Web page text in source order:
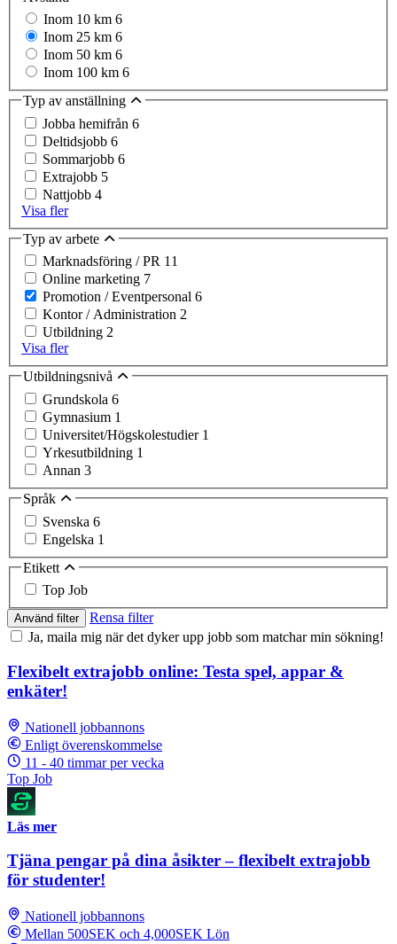
Inom 10 km 6
Inom 25 km 6
Inom 50 km 6
Inom 100 km 6
Typ av anställning
Jobba hemifrån 6
Deltidsjobb 6
Sommarjobb 6
Extrajobb 5
Nattjobb 4
Visa fler
Typ av arbete
Marknadsföring / PR 11
Online marketing 7
Promotion / Eventpersonal 6
Kontor / Administration 2
Utbildning 2
Visa fler
Utbildningsnivå
Grundskola 6
Gymnasium 1
Universitet/Högskolestudier 1
Yrkesutbildning 1
Annan 3
Språk
Svenska 6
Engelska 1
Etikett
Top Job
Använd filter
Rensa filter
Ja, maila mig när det dyker upp jobb som matchar min sökning!
Flexibelt extrajobb online: Testa spel, appar &
enkäter!
Nationell jobbannons
Enligt överenskommelse
11 - 40 timmar per vecka
Top Job
Läs mer
Tjäna pengar på dina åsikter – flexibelt extrajobb
för studenter!
Nationell jobbannons
Mellan 500SEK och 4,000SEK Lön